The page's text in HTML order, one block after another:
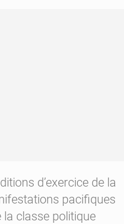
d’exercice de la
pacifiques
la classe politique